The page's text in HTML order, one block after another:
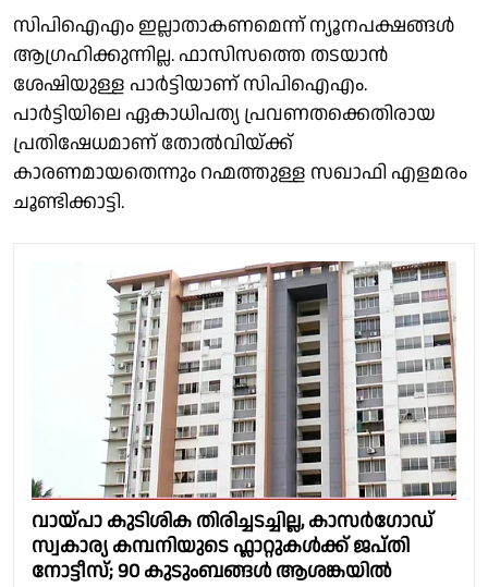
സിപിഐഎം ഇല്ലാതാകണമെന്ന് ന്യൂനപക്ഷങ്ങൾ
ആഗ്രഹിക്കുന്നില്ല. ഫാസിസത്തെ തടയാൻ
ശേഷിയുള്ള പാർട്ടിയാണ് സിപിഐഎം.
പാർട്ടിയിലെ ഏകാധിപത്യ പ്രവണതക്കെതിരായ
പ്രതിഷേധമാണ് തോൽവിയ്ക്ക്
കാരണമായതെന്നും റഹ്മത്തുള്ള സഖാഫി എളമരം
ചൂണ്ടിക്കാട്ടി.
വായ്പാ കുടിശിക തിരിച്ചടച്ചില്ല, കാസർഗോഡ്
സ്വകാര്യ കമ്പനിയുടെ ഫ്ലാറ്റുകള്‍ക്ക് ജപ്തി
നോട്ടീസ്; 90 കുടുംബങ്ങള്‍ ആശങ്കയില്‍